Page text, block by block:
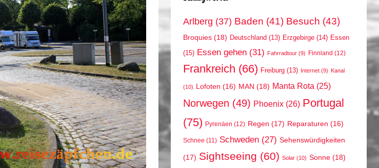
Arlberg (37) Baden (41) Besuch (43)
Broquies (18) Deutschland (13) Erzgebirge (14) Essen
(15) Essen gehen (31) Fahrradtour (9) Finnland (12)
Frankreich (66) Freiburg (13) Internet (9) Kanal
(10) Lofoten (16) MAN (18) Manta Rota (25)
Norwegen (49) Phoenix (26) Portugal
(75) Pyrenäen (12) Regen (17) Reparaturen (16)
Schnee (11) Schweden (27) Sehenswürdigkeiten
(17) Sightseeing (60) Solar (10) Sonne (18)